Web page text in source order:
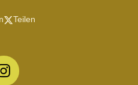
Teilen
I